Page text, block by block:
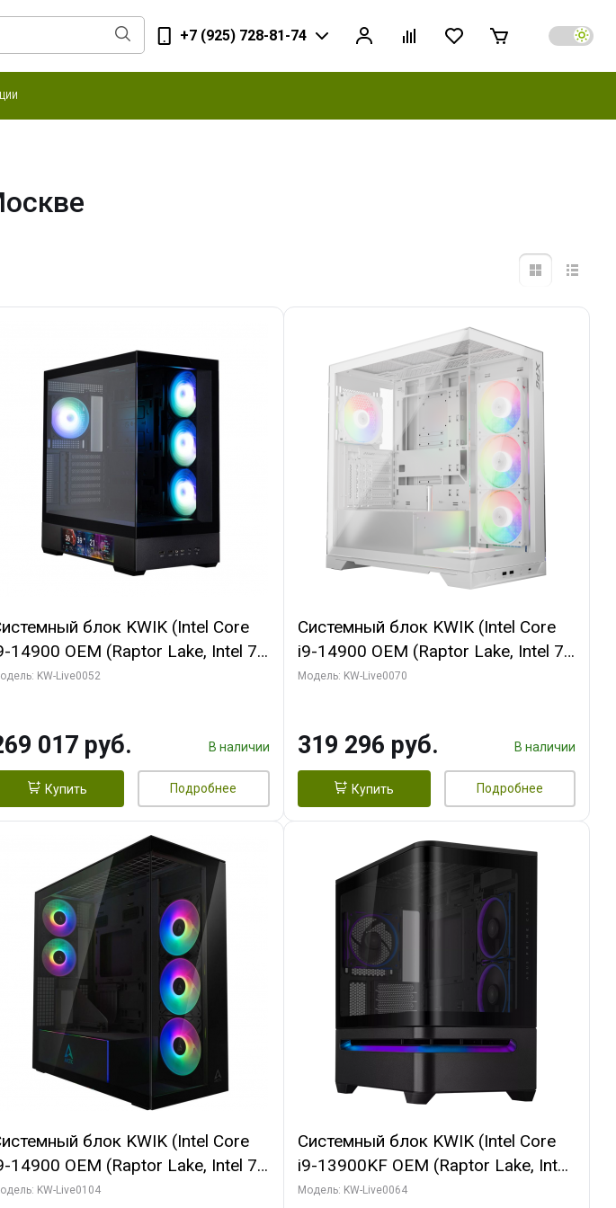
+7 (925) 728-81-74
блок KWIK (Intel Core
14900 OEM (Raptor Lake, Intel 7,
16EC/8PC// 64 ГБ ОЗУ (2
3xDP HD/ 512 ГБ SSD)
KW-Live0052
017 руб. В наличии
Купить Подробнее
Системный блок KWIK (Intel Core
i9-14900 OEM (Raptor Lake, Intel 7,
C24 16EC/8PC// 64 ГБ ОЗУ (2
GDDR7 256bit/ 960 ГБ SSD)
Модель: KW-Live0070
319 296 руб. В наличии
Купить Подробнее
блок KWIK (Intel Core
14900 OEM (Raptor Lake, Intel 7,
16EC/8PC// 64 ГБ ОЗУ (2
KW-Live0104
Системный блок KWIK (Intel Core
i9-13900KF OEM (Raptor Lake, Intel
7, C24 16EC/8P/ 64 ГБ ОЗУ (2
Модель: KW-Live0064